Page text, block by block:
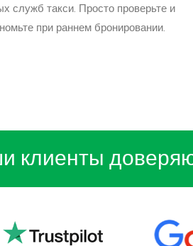
служб такси. Просто проверьте и
при раннем бронировании.
клиенты